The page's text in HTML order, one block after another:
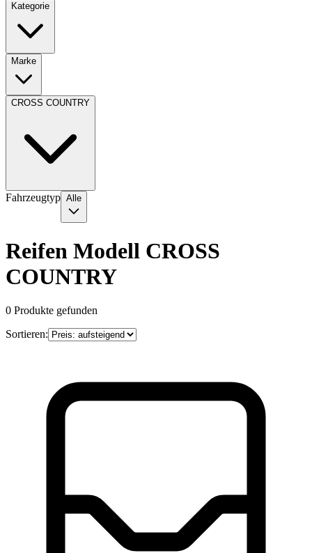
Kategorie
Marke
CROSS COUNTRY
Fahrzeugtyp Alle
Reifen Modell CROSS
COUNTRY
0 Produkte gefunden
Sortieren: